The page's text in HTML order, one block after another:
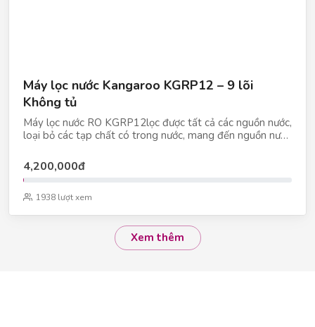
Máy lọc nước Kangaroo KGRP12 – 9 lõi
Không tủ
Máy lọc nước RO KGRP12lọc được tất cả các nguồn nước,
loại bỏ các tạp chất có trong nước, mang đến nguồn nước
4,200,000đ
1938 lượt xem
Xem thêm